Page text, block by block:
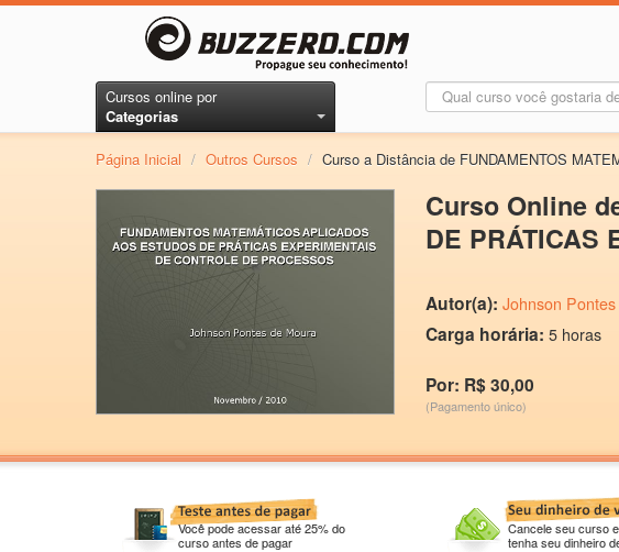
Cursos online por
Categorias
Página Inicial / Outros Cursos / Curso a Distância de FUNDAMENTOS
Curso Online
DE PRÁTICAS
Autor(a): Johnson
Carga horária: 5 horas
Por: R$ 30,00
(Pagamento único)
Você pode acessar até 25% do
curso antes de pagar
Cancele seu curso
tenha seu dinheiro